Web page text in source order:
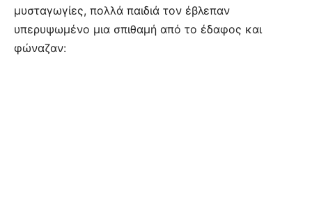
μυσταγωγίες, πολλά παιδιά τον έβλεπαν
υπερυψωμένο μια σπιθαμή από το έδαφος και
φώναζαν: